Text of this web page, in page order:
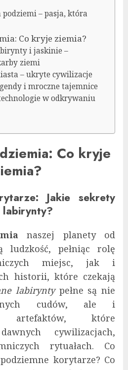
podziemi – pasja, która
Co kryje ziemia?
i jaskinie –
ziemi
– ukryte cywilizacje
i mroczne tajemnice
w odkrywaniu
Co kryje
Jakie sekrety
labirynty?
naszej planety od
ludzkość, pełniąc rolę
miejsc, jak i
historii, które czekają
labiryntypełne są nie
cudów, ale i
artefaktów, które
cywilizacjach,
rytuałach. Co
korytarze? Co